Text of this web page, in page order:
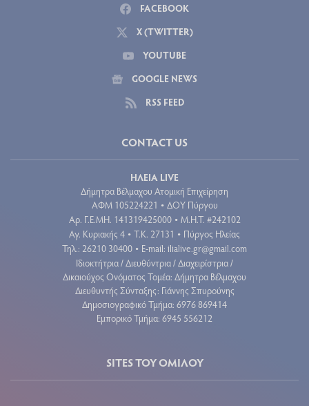
FACEBOOK
X (TWITTER)
YOUTUBE
GOOGLE NEWS
RSS FEED
CONTACT US
ΗΛΕΙΑ LIVE
Δήμητρα Βέλμαχου Ατομική Επιχείρηση
ΑΦΜ 105224221 • ΔΟΥ Πύργου
Aρ. Γ.Ε.ΜΗ. 141319425000 • Μ.Η.Τ. #242102
Αγ. Κυριακής 4 • Τ.Κ. 27131 • Πύργος Ηλείας
Τηλ.: 26210 30400 • E-mail: ilialive.gr@gmail.com
Ιδιοκτήτρια / Διευθύντρια / Διαχειρίστρια /
Δικαιούχος Ονόματος Τομέα: Δήμητρα Βέλμαχου
Διευθυντής Σύνταξης: Γιάννης Σπυρούνης
Δημοσιογραφικό Τμήμα: 6976 869414
Εμπορικό Τμήμα: 6945 556212
SITES ΤΟΥ ΟΜΙΛΟΥ